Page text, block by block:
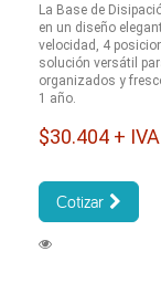
La Base de
en un diseño
velocidad, 4
solución versátil
organizados y
1 año.
$30.404 +
Cotizar